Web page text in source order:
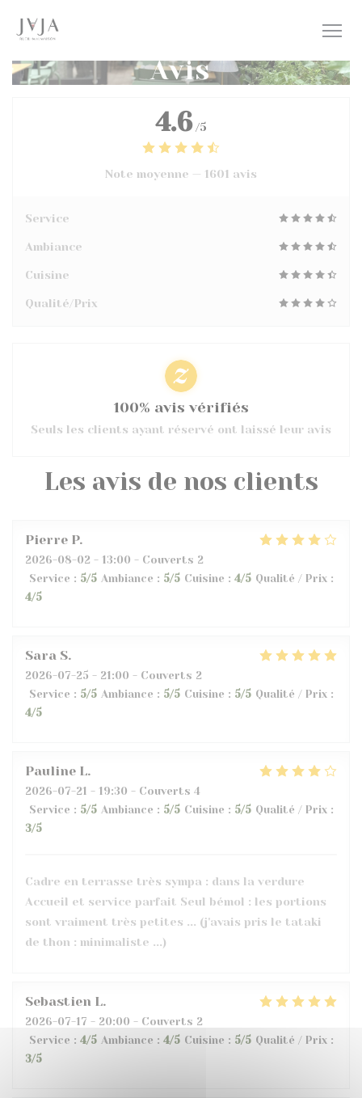
Avis
Les avis de nos clients
Pierre P
2026-08-02 - 13:00 - Couverts 2
Service : 5/5 Ambiance : 5/5 Cuisine : 4/5 Qualité / Prix :
4/5
Sara S
2026-07-25 - 21:00 - Couverts 2
Service : 5/5 Ambiance : 5/5 Cuisine : 5/5 Qualité / Prix :
4/5
Pauline L
2026-07-21 - 19:30 - Couverts 4
Service : 5/5 Ambiance : 5/5 Cuisine : 5/5 Qualité / Prix :
3/5
Cadre en terrasse très sympa : dans la verdure
Accueil et service parfait Seul bémol : les portions
sont vraiment très petites ... (j'avais pris le tataki
de thon : minimaliste ...)
Sebastien L
2026-07-17 - 20:00 - Couverts 2
Service : 4/5 Ambiance : 4/5 Cuisine : 5/5 Qualité / Prix :
3/5
4.6 /5
Note moyenne — 1601 avis
Service
Ambiance
Cuisine
Qualité/Prix
100% avis vérifiés
Seuls les clients ayant réservé ont laissé leur avis